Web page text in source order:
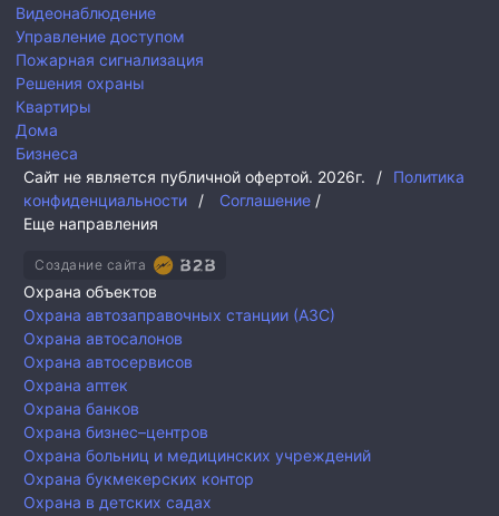
Видеонаблюдение
Управление доступом
Пожарная сигнализация
Решения охраны
Квартиры
Дома
Бизнеса
Сайт не является публичной офертой. 2026г. /
Политика
конфиденциальности
/ Соглашение /
Еще направления
Создание сайта
Охрана объектов
Охрана автозаправочных станции (АЗС)
Охрана автосалонов
Охрана автосервисов
Охрана аптек
Охрана банков
Охрана бизнес–центров
Охрана больниц и медицинских учреждений
Охрана букмекерских контор
Охрана в детских садах